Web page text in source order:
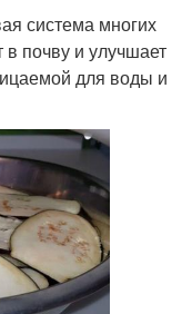
система многих
в почву и улучшает
для воды и